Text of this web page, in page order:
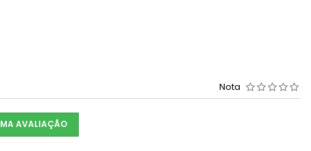
Nota
AVALIAÇÃO